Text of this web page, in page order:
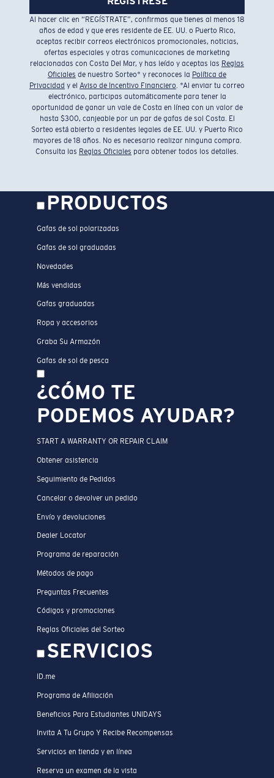
Al hacer clic en “REGÍSTRATE”, confirmas que tienes al menos 18
años de edad y que eres residente de EE. UU. o Puerto Rico,
aceptas recibir correos electrónicos promocionales, noticias,
ofertas especiales y otras comunicaciones de marketing
relacionadas con Costa Del Mar, y has leído y aceptas las Reglas
Oficiales de nuestro Sorteo* y reconoces la Política de
Privacidad y el Aviso de Incentivo Financiero . *Al enviar tu correo
electrónico, participas automáticamente para tener la
oportunidad de ganar un vale de Costa en línea con un valor de
hasta $300, canjeable por un par de gafas de sol Costa. El
Sorteo está abierto a residentes legales de EE. UU. y Puerto Rico
mayores de 18 años. No es necesario realizar ninguna compra.
Consulta las Reglas Oficiales para obtener todos los detalles.
PRODUCTOS
Gafas de sol polarizadas
Gafas de sol graduadas
Novedades
Más vendidas
Gafas graduadas
Ropa y accesorios
Graba Su Armazón
Gafas de sol de pesca
¿CÓMO TE
PODEMOS AYUDAR?
START A WARRANTY OR REPAIR CLAIM
Obtener asistencia
Seguimiento de Pedidos
Cancelar o devolver un pedido
Envío y devoluciones
Dealer Locator
Programa de reparación
Métodos de pago
Preguntas Frecuentes
Códigos y promociones
Reglas Oficiales del Sorteo
SERVICIOS
ID.me
Programa de Afiliación
Beneficios Para Estudiantes UNIDAYS
Invita A Tu Grupo Y Recibe Recompensas
Servicios en tienda y en línea
Reserva un examen de la vista